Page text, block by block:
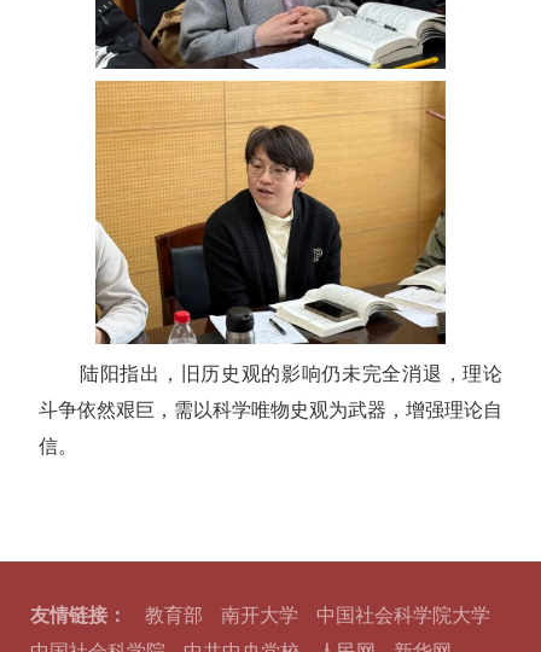
陆阳指出，旧历史观的影响仍未完全消退，理论
斗争依然艰巨，需以科学唯物史观为武器，增强理论自
信。
友情链接： 教育部 南开大学
中国社会科学院大学